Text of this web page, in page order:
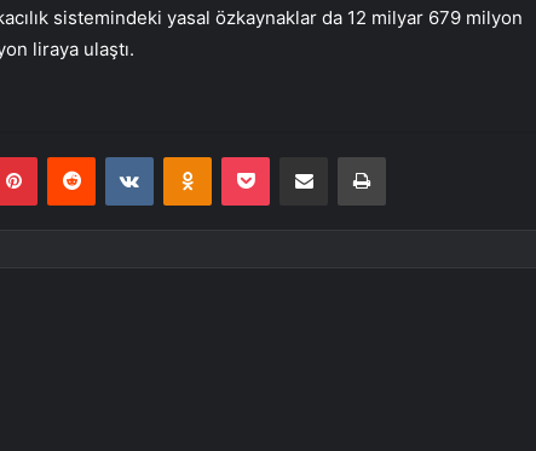
sistemindeki yasal özkaynaklar da 12 milyar 679 milyon
liraya ulaştı.
PinterestReddit VKontakteOdnoklassniki
Pocket E-Posta ile paylaş Yazdır